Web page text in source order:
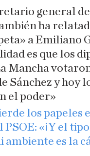
general
ha
a Emiliano
es que los
Mancha
Sánchez y hoy
el poder»
los papeles
PSOE: «¡Y el
ambiente es la